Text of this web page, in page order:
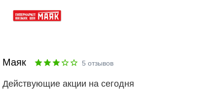
Маяк 5 отзывов
Действующие акции на сегодня